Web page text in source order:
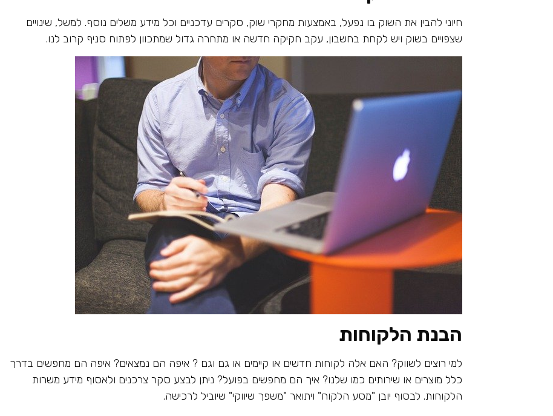
חיוני להבין את השוק בו נפעל, באמצעות מחקרי שוק, סקרים עדכניים וכל מידע משלים נוסף. למשל, שינויים
שצפויים בשוק ויש לקחת בחשבון, עקב חקיקה חדשה או מתחרה גדול שמתכוון לפתוח סניף קרוב לנו.
הבנת הלקוחות
למי רוצים לשווק? האם אלה לקוחות חדשים או קיימים או גם וגם ? איפה הם נמצאים? איפה הם מחפשים בדרך
כלל מוצרים או שירותים כמו שלנו? איך הם מחפשים בפועל? ניתן לבצע סקר צרכנים ולאסוף מידע משרות
הלקוחות. לבסוף יובן "מסע הלקוח" ויתואר "משפך שיווקי" שיוביל לרכישה.